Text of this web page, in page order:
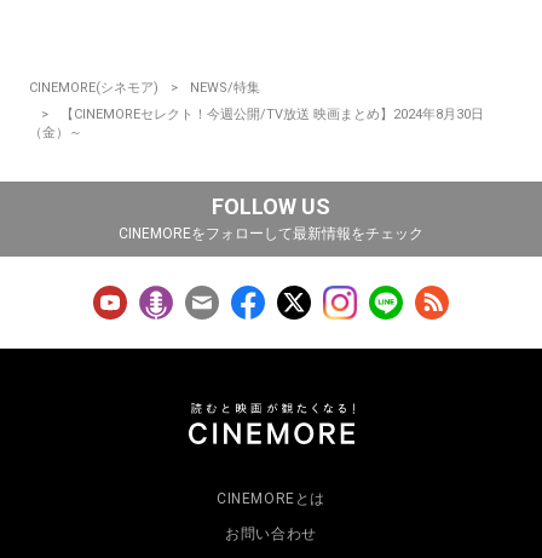
CINEMORE(シネモア)
NEWS/特集
【CINEMOREセレクト！今週公開/TV放送 映画まとめ】2024年8月30日
（金）～
FOLLOW US
CINEMOREをフォローして最新情報をチェック
CINEMOREとは
お問い合わせ